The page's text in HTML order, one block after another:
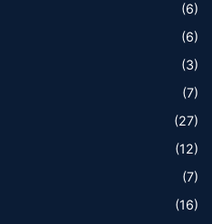
(6)
(6)
(3)
(7)
(27)
(12)
(7)
(16)